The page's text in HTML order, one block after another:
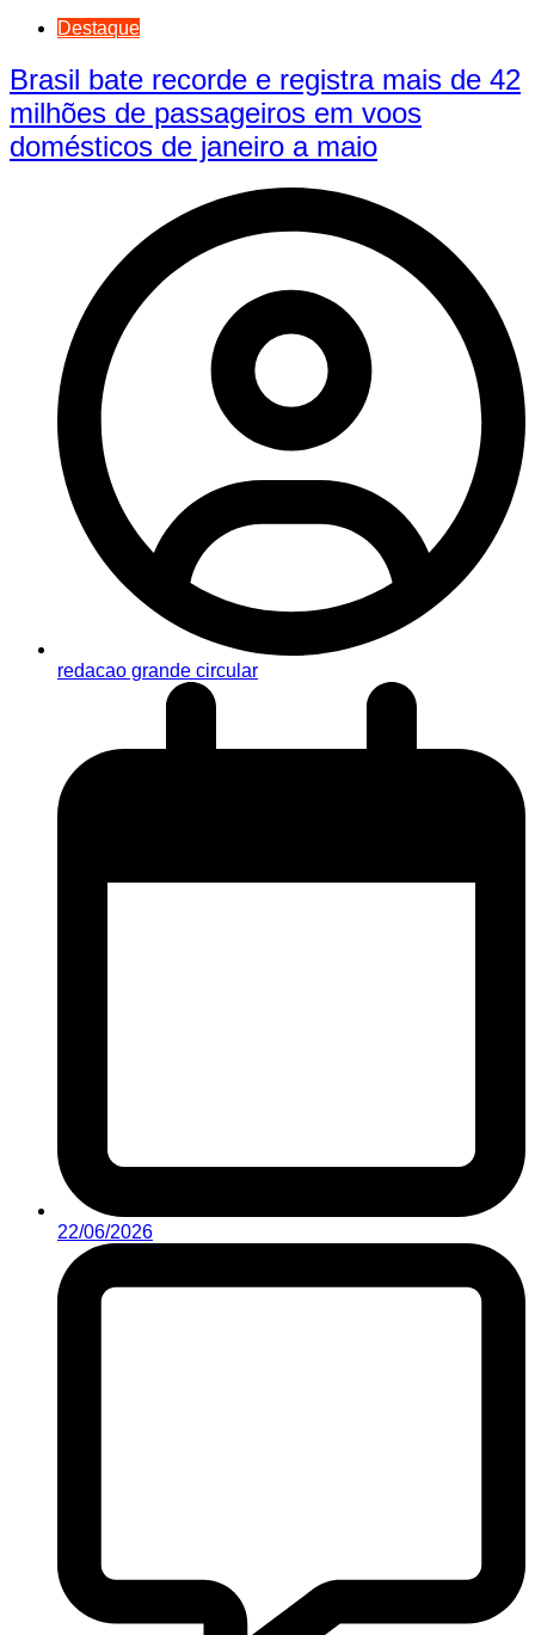
Destaque
Brasil bate recorde e registra mais de 42
milhões de passageiros em voos
domésticos de janeiro a maio
redacao grande circular
22/06/2026